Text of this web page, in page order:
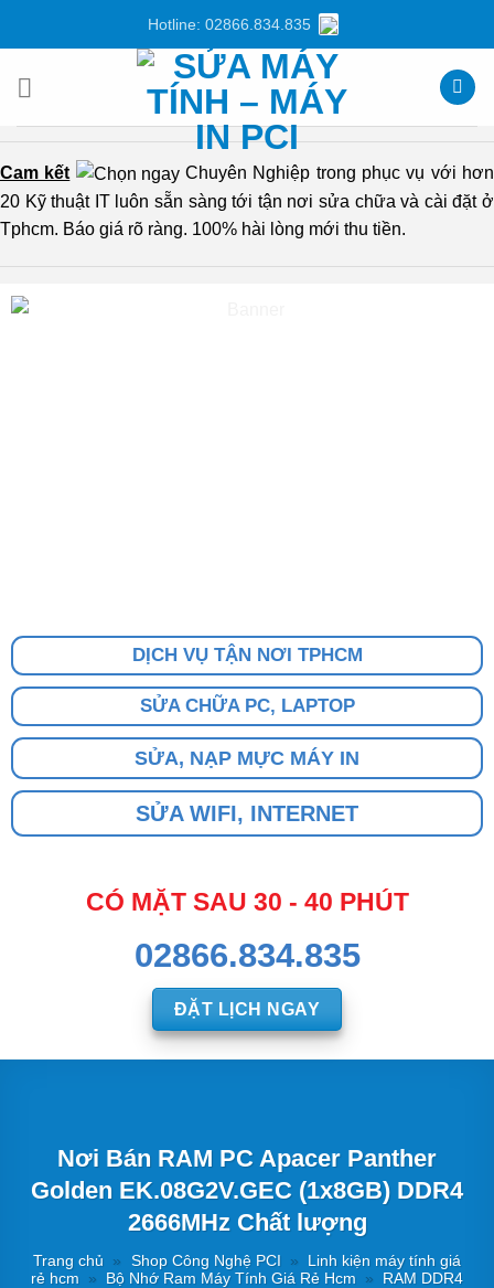
dung
Hotline: 02866.834.835
Cam kết
Chuyên Nghiệp trong phục vụ với hơn
20 Kỹ thuật IT luôn sẵn sàng tới tận nơi sửa chữa và cài đặt ở
Tphcm. Báo giá rõ ràng. 100% hài lòng mới thu tiền.
DỊCH VỤ TẬN NƠI TPHCM
SỬA CHỮA PC, LAPTOP
SỬA, NẠP MỰC MÁY IN
SỬA WIFI, INTERNET
CÓ MẶT SAU 30 - 40 PHÚT
02866.834.835
ĐẶT LỊCH NGAY
Nơi Bán RAM PC Apacer Panther
Golden EK.08G2V.GEC (1x8GB) DDR4
2666MHz Chất lượng
Trang chủ » Shop Công Nghệ PCI »
Linh kiện máy tính giá
rẻ hcm » Bộ Nhớ Ram Máy Tính Giá Rẻ Hcm » RAM DDR4